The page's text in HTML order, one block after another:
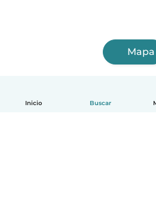
Inicio Buscar
Mapa